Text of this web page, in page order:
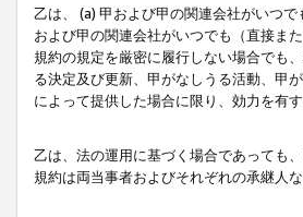
乙は、 (a) 甲および甲の関連会社がいつ
および甲の関連会社がいつでも（直接ま
規約の規定を厳密に履行しない場合でも
る決定及び更新、甲がなしうる活動、甲
によって提供した場合に限り、効力を有
乙は、法の運用に基づく場合であっても
規約は両当事者およびそれぞれの承継人